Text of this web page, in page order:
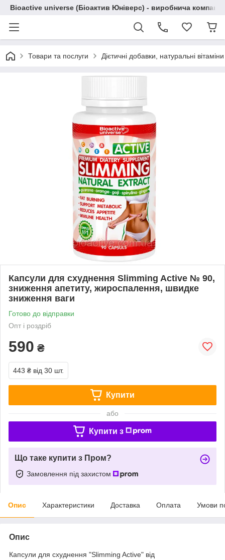
Bioactive universe (Біоактив Юніверс) - виробнича
Товари та послуги Дієтичні добавки, натуральні
Капсули для схуднення Slimming Active № 90,
зниження апетиту, жироспалення, швидке
зниження ваги
Готово до відправки
Опт і роздріб
590 ₴
443 ₴ від 30 шт.
Купити
або
Купити з
Що таке купити з Пром?
Замовлення під захистом
Опис Характеристики Доставка Оплата Умови
Опис
Капсули для схуднення "Slimming Active" від